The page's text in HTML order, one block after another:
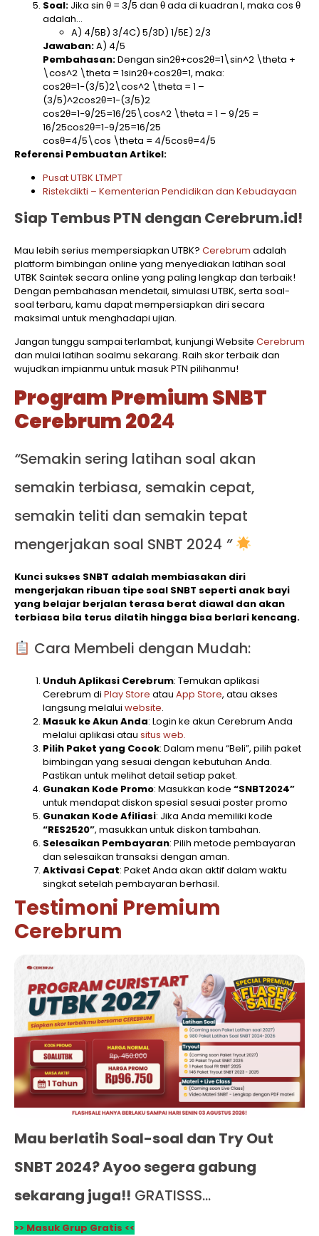
Soal: Jika sin θ = 3/5 dan θ ada di kuadran I, maka cos θ
adalah…
A) 4/5B) 3/4C) 5/3D) 1/5E) 2/3
Jawaban:A) 4/5
Pembahasan:Dengan sin⁡2θ+cos⁡2θ=1\sin^2 \theta +
\cos^2 \theta = 1sin2θ+cos2θ=1, maka:
cos⁡2θ=1−(3/5)2\cos^2 \theta = 1 –
(3/5)^2cos2θ=1−(3/5)2
cos⁡2θ=1−9/25=16/25\cos^2 \theta = 1 – 9/25 =
16/25cos2θ=1−9/25=16/25
cos⁡θ=4/5\cos \theta = 4/5cosθ=4/5
Referensi Pembuatan Artikel:
Pusat UTBK LTMPT
Ristekdikti – Kementerian Pendidikan dan Kebudayaan
Siap Tembus PTN dengan Cerebrum.id!
Mau lebih serius mempersiapkan UTBK? Cerebrum adalah
platform bimbingan online yang menyediakan latihan soal
UTBK Saintek secara online yang paling lengkap dan terbaik!
Dengan pembahasan mendetail, simulasi UTBK, serta soal-
soal terbaru, kamu dapat mempersiapkan diri secara
maksimal untuk menghadapi ujian.
Jangan tunggu sampai terlambat, kunjungi Website Cerebrum
dan mulai latihan soalmu sekarang. Raih skor terbaik dan
wujudkan impianmu untuk masuk PTN pilihanmu!
Program Premium SNBT
Cerebrum 2024
“Semakin sering latihan soal akan
semakin terbiasa, semakin cepat,
semakin teliti dan semakin tepat
mengerjakan soal SNBT 2024 ”
Kunci sukses SNBT adalah membiasakan diri
mengerjakan ribuan tipe soal SNBT seperti anak bayi
yang belajar berjalan terasa berat diawal dan akan
terbiasa bila terus dilatih hingga bisa berlari kencang.
Cara Membeli dengan Mudah:
Unduh Aplikasi Cerebrum: Temukan aplikasi
Cerebrum di Play Store atau App Store, atau akses
langsung melalui website.
Masuk ke Akun Anda: Login ke akun Cerebrum Anda
melalui aplikasi atau situs web.
Pilih Paket yang Cocok: Dalam menu “Beli”, pilih paket
bimbingan yang sesuai dengan kebutuhan Anda.
Pastikan untuk melihat detail setiap paket.
Gunakan Kode Promo: Masukkan kode “SNBT2024”
untuk mendapat diskon spesial sesuai poster promo
Gunakan Kode Afiliasi: Jika Anda memiliki kode
“RES2520”, masukkan untuk diskon tambahan.
Selesaikan Pembayaran: Pilih metode pembayaran
dan selesaikan transaksi dengan aman.
Aktivasi Cepat: Paket Anda akan aktif dalam waktu
singkat setelah pembayaran berhasil.
Testimoni Premium
Cerebrum
Mau berlatih Soal-soal dan Try Out
SNBT 2024? Ayoo segera gabung
sekarang juga!! GRATISSS…
>> Masuk Grup Gratis <<